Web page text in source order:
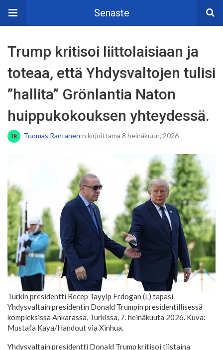
Senaste
Trump kritisoi liittolaisiaan ja
toteaa, että Yhdysvaltojen tulisi
”hallita” Grönlantia Naton
huippukokouksen yhteydessä.
Tuomas Rantanen:n kirjoittama 8 heinäkuun, 2026
Turkin presidentti Recep Tayyip Erdogan (L) tapasi
Yhdysvaltain presidentin Donald Trumpin presidentillisessä
kompleksissa Ankarassa, Turkissa, 7. heinäkuuta 2026. Kuva:
Mustafa Kaya/Handout via Xinhua.
Yhdysvaltain presidentti Donald Trump kritisoi tiistaina